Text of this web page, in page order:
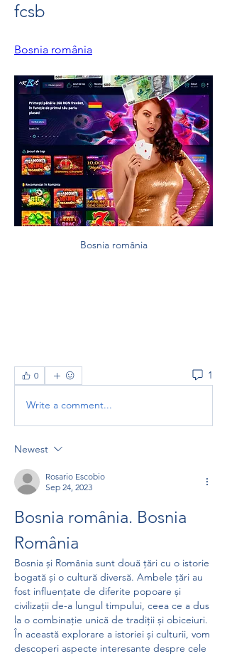
fcsb
Bosnia românia
Bosnia românia
0 1
Write a comment...
Newest
Rosario Escobio
Sep 24, 2023
Bosnia românia. Bosnia
România
Bosnia și România sunt două țări cu o istorie
bogată și o cultură diversă. Ambele țări au
fost influențate de diferite popoare și
civilizații de-a lungul timpului, ceea ce a dus
la o combinație unică de tradiții și obiceiuri.
În această explorare a istoriei și culturii, vom
descoperi aspecte interesante despre cele